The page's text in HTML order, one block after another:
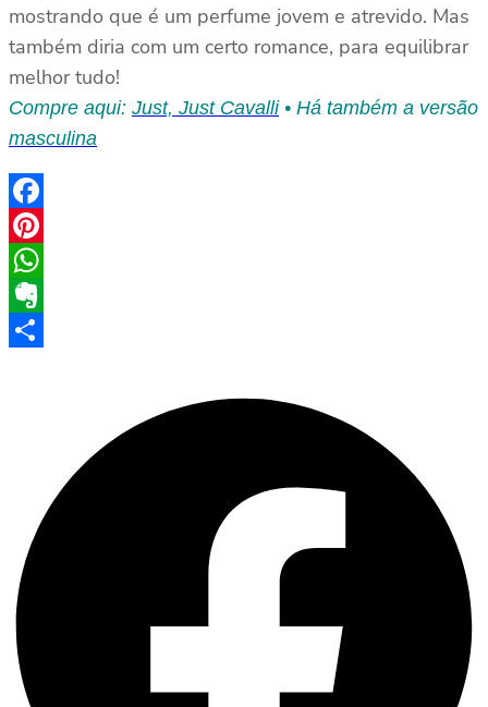
mostrando que é um perfume jovem e atrevido. Mas
também diria com um certo romance, para equilibrar
melhor tudo!
Compre aqui: Just, Just Cavalli• Há também a versão
masculina
Facebook
Pinterest
WhatsApp
Evernote